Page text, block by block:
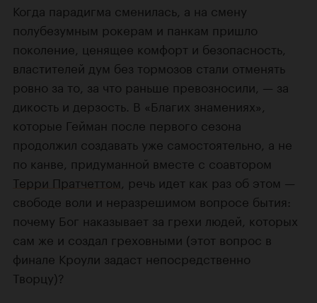
Когда парадигма сменилась, а на смену
полубезумным рокерам и панкам пришло
поколение, ценящее комфорт и безопасность,
властителей дум без тормозов стали отменять
ровно за то, за что раньше превозносили, — за
дикость и дерзость. В «Благих знамениях»,
которые Гейман после первого сезона
продолжил создавать уже самостоятельно, а не
по канве, придуманной вместе с соавтором
Терри Пратчеттом, речь идет как раз об этом —
свободе воли и неразрешимом вопросе бытия:
почему Бог наказывает за грехи людей, которых
сам же и создал греховными (этот вопрос в
финале Кроули задаст непосредственно
Творцу)?